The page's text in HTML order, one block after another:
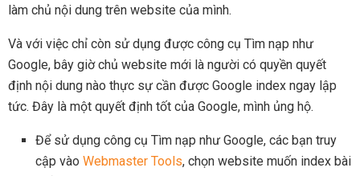
làm chủ nội dung trên website của mình.
Và với việc chỉ còn sử dụng được công cụ Tìm nạp như
Google, bây giờ chủ website mới là người có quyền quyết
định nội dung nào thực sự cần được Google index ngay lập
tức. Đây là một quyết định tốt của Google, mình ủng hộ.
Để sử dụng công cụ Tìm nạp như Google, các bạn truy
cập vàoWebmaster Tools, chọn website muốn index bài